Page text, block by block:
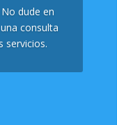
dude en
consulta
servicios.